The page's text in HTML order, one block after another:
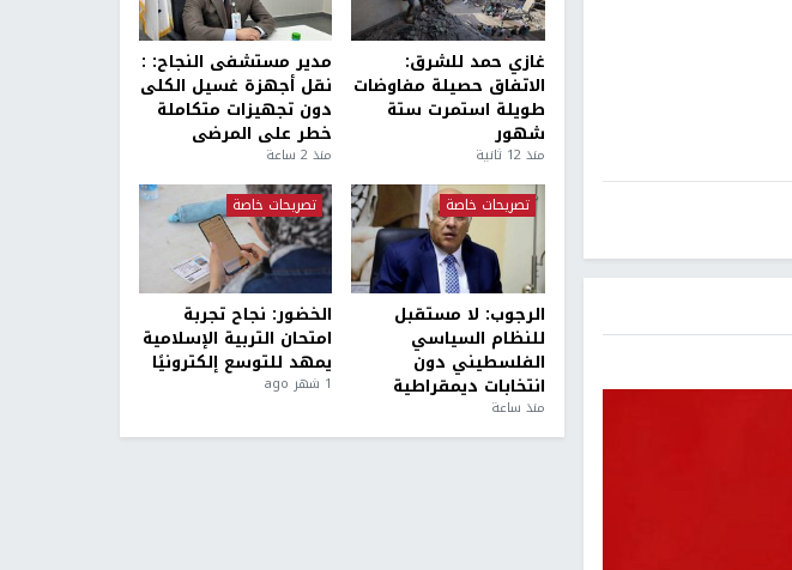
غازي حمد للشرق:
الاتفاق حصيلة مفاوضات
طويلة استمرت ستة
شهور
منذ 12 ثانية
مدير مستشفى النجاح: :
نقل أجهزة غسيل الكلى
دون تجهيزات متكاملة
خطر على المرضى
منذ 2 ساعة
تصريحات خاصة
الرجوب: لا مستقبل
للنظام السياسي
الفلسطيني دون
انتخابات ديمقراطية
منذ ساعة
تصريحات خاصة
الخضور: نجاح تجربة
امتحان التربية الإسلامية
يمهد للتوسع إلكترونيًا
1 شهر ago